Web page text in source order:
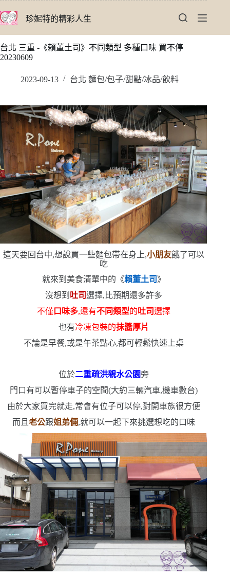
至
要
內
珍妮特的精彩人生
台北 三重 -《賴董土司》不同類型 多種口味 買不停
20230609
2023-09-13 台北 麵包/包子/甜點/冰品/飲料
這天要回台中,想說買一些麵包帶在身上,小朋友餓了可以
吃
就來到美食清單中的《賴董土司 》
沒想到 吐司選擇,比預期還多許多
不僅口味多,還有不同類型的 吐司選擇
也有冷凍包裝的抹醬厚片
不論是早餐,或是午茶點心,都可輕鬆快速上桌
位於二重疏洪親水公園旁
門口有可以暫停車子的空間(大約三輛汽車,機車數台)
由於大家買完就走,常會有位子可以停,對開車族很方便
而且 老公跟姐弟倆,就可以一起下來挑選想吃的口味